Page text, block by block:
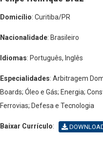
Domicílio: Curitiba/PR
Nacionalidade: Brasileiro
Idiomas: Português, Inglês
Especialidades: Arbitragem
Boards; Óleo e Gás; Energia;
Ferrovias; Defesa e Tecnologia
Baixar Currículo: